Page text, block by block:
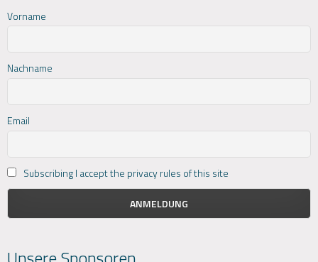
Vorname
Nachname
Email
Subscribing I accept the privacy rules of this site